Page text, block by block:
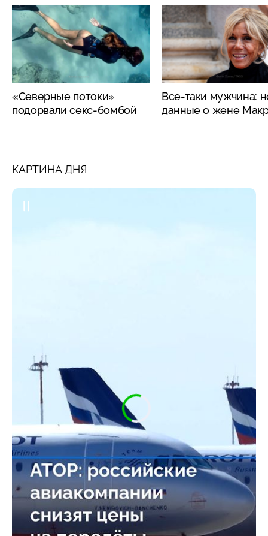
«Северные потоки»
подорвали секс-бомбой
Все-таки мужчина:
данные о жене
КАРТИНА ДНЯ